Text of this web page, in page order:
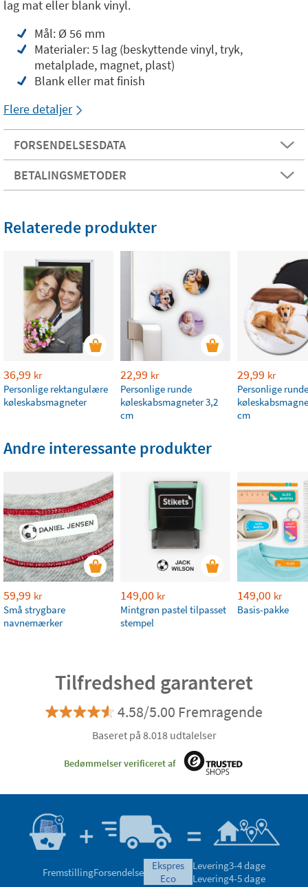
lag mat eller blank vinyl.
Mål: Ø 56 mm
Materialer: 5 lag (beskyttende vinyl, tryk,
metalplade, magnet, plast)
Blank eller mat finish
Flere detaljer
FORSENDELSESDATA
BETALINGSMETODER
Relaterede produkter
36,99 kr
Personlige rektangulære
køleskabsmagneter
22,99 kr
Personlige runde
køleskabsmagneter 3,2
cm
29,99 kr
Personlige runde
cm
Andre interessante produkter
59,99 kr
Små strygbare
navnemærker
149,00 kr
Mintgrøn pastel tilpasset
stempel
149,00 kr
Basis-pakke
Tilfredshed garanteret
4.58/5.00 Fremragende
Baseret på 8.018 udtalelser
Bedømmelser verificeret af
FremstillingForsendelse
ekspres
eco
Levering3-4 dage
Levering4-5 dage